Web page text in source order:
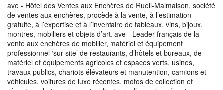
ave - Hôtel des Ventes aux Enchères de Rueil-Malmaison, société
de ventes aux enchères, procède à la vente, à l’estimation
gratuite, à l’expertise et à l’inventaire de tableaux, vins, bijoux,
montres, mobiliers et objets d’art. ave - Leader français de la
vente aux enchères de mobilier, matériel et équipement
professionnel ‘sur site’ de restaurants, d’hôtels et bureaux, de
matériel et équipements agricoles et espaces verts, usines,
travaux publics, chariots élévateurs et manutention, camions et
véhicules, voitures de luxe récentes, motos de collection et